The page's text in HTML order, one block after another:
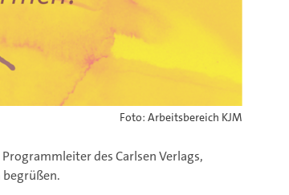
Foto: Arbeitsbereich KJM
des Carlsen Verlags,